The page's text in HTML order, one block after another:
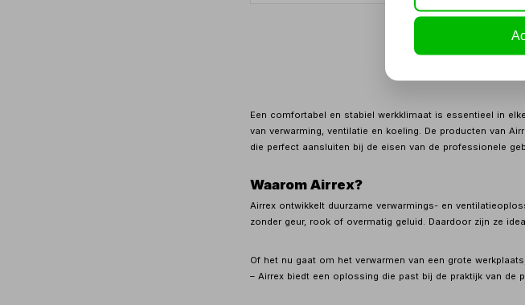
Een comfortabel en stabiel werkklimaat is essentieel in
van verwarming, ventilatie en koeling. De producten van
die perfect aansluiten bij de eisen van de professionele
Waarom Airrex?
Airrex ontwikkelt duurzame verwarmings- en
zonder geur, rook of overmatig geluid. Daardoor zijn ze
Of het nu gaat om het verwarmen van een grote
– Airrex biedt een oplossing die past bij de praktijk van de